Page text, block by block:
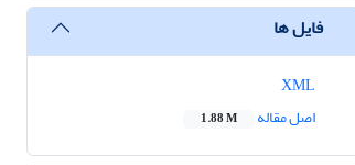
فایل ها
اصل مقاله
1.88 M